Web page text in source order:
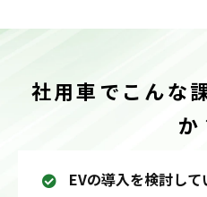
社用車でこんな
か
EVの導入を検討して